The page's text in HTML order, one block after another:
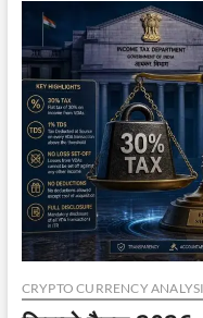
तेजी
पर
लगा
ब्रेक!
Bitcoin
में
गिरावट,
लेकिन
Crypto
कानून
से
बढ़ी
उम्मीदें
CRYPTO CURRENCY